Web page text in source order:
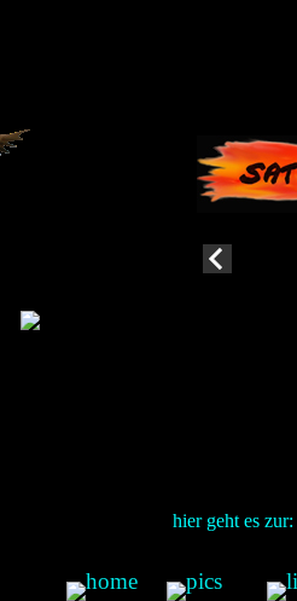
hier geht es zur: